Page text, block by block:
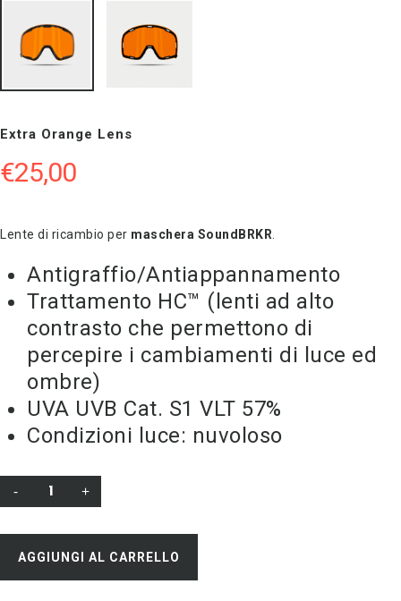
Extra Orange Lens
€25,00
Lente di ricambio per maschera SoundBRKR
Antigraffio/Antiappannamento
Trattamento HC™ (lenti ad alto
contrasto che permettono di
percepire i cambiamenti di luce ed
ombre)
UVA UVB Cat. S1 VLT 57%
Condizioni luce: nuvoloso
AGGIUNGI AL CARRELLO